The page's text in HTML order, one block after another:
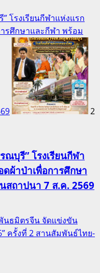
โรงเรียนกีฬาแห่งแรก
รศึกษาและกีฬา พร้อม
2
ณบุรี” โรงเรียนกีฬา
ผ้าป่าเพื่อการศึกษา
สถาปนา 7 ส.ค. 2569
นธมิตรจีน จัดแข่งขัน
ครั้งที่ 2 สานสัมพันธ์ไทย-